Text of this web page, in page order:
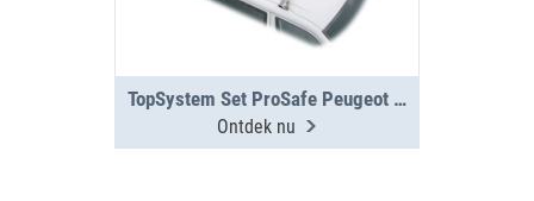
TopSystem Set ProSafe Peugeot Expert 3 dwarsdragers
Ontdek nu